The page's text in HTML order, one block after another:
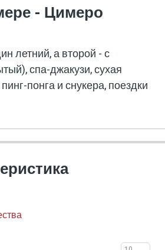
- Цимеро
летний, а второй - с
спа-джакузи, сухая
понга и снукера, поездки
привлекательное
сердце Верхней
комплекс для отдыха с 7
вам разнообразный,
и веселый отдых, , с
и как своего рода вилла,